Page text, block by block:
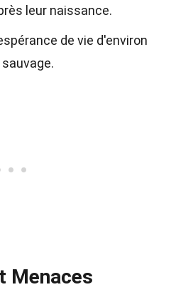
leur naissance.
de vie d'environ
Menaces